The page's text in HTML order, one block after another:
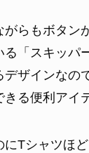
がらもボタン
る「スキッパ
デザインなの
る便利アイ
Tシャツほ